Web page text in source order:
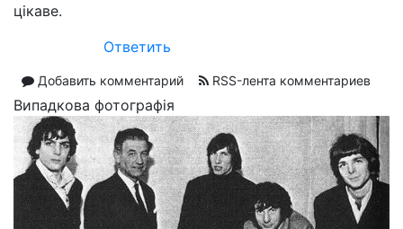
цікаве.
Ответить
Добавить комментарий RSS-лента комментариев
Випадкова фотографія